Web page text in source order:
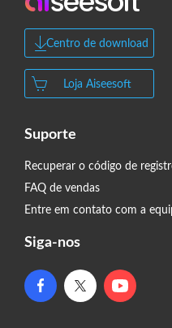
Centro de download
Loja Aiseesoft
Suporte
Recuperar o código de
FAQ de vendas
Entre em contato com a
Siga-nos